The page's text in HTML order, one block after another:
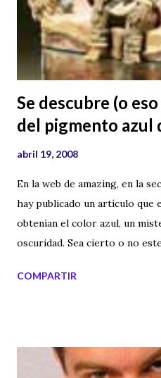
Se descubre (o
del pigmento azul
abril 19, 2008
En la web de amazing, en la
hay publicado un artículo que
obtenían el color azul, un
oscuridad. Sea cierto o no
solucionar los misterios y los
COMPARTIR